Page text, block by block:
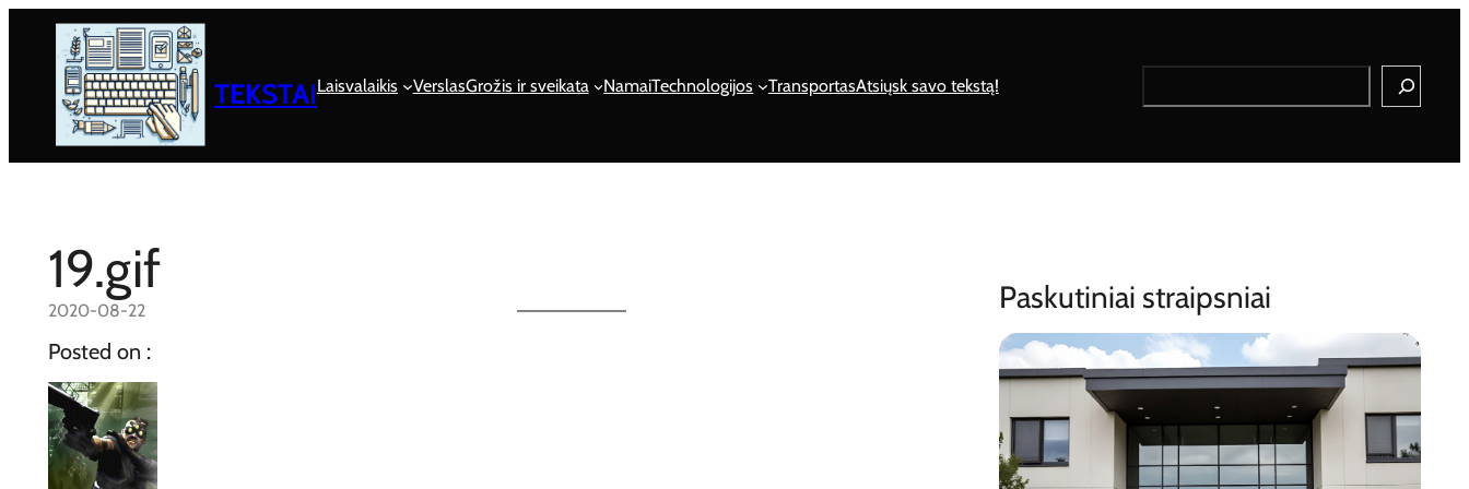
TEKSTAILaisvalaikis VerslasGrožis ir sveikata NamaiTechnologijos TransportasAtsiųsk savo tekstą!
Search
19.gif
2020-08-22
Posted on :
Paskutiniai straipsniai